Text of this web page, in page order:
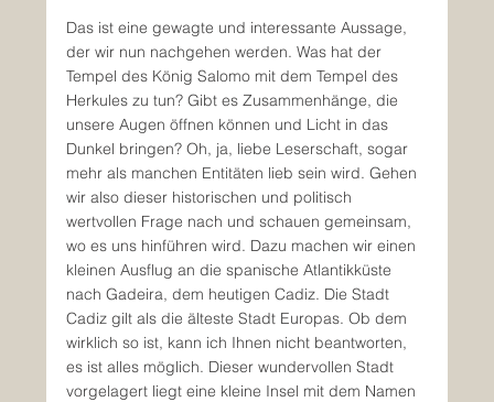
Das ist eine gewagte und interessante Aussage,
der wir nun nachgehen werden. Was hat der
Tempel des König Salomo mit dem Tempel des
Herkules zu tun? Gibt es Zusammenhänge, die
unsere Augen öffnen können und Licht in das
Dunkel bringen? Oh, ja, liebe Leserschaft, sogar
mehr als manchen Entitäten lieb sein wird. Gehen
wir also dieser historischen und politisch
wertvollen Frage nach und schauen gemeinsam,
wo es uns hinführen wird. Dazu machen wir einen
kleinen Ausflug an die spanische Atlantikküste
nach Gadeira, dem heutigen Cadiz. Die Stadt
Cadiz gilt als die älteste Stadt Europas. Ob dem
wirklich so ist, kann ich Ihnen nicht beantworten,
es ist alles möglich. Dieser wundervollen Stadt
vorgelagert liegt eine kleine Insel mit dem Namen